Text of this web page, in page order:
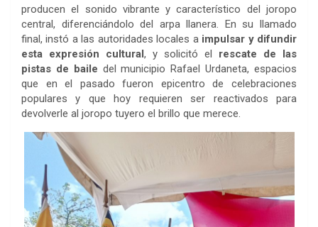
producen el sonido vibrante y característico del joropo
central, diferenciándolo del arpa llanera. En su llamado
final, instó a las autoridades locales a impulsar y difundir
esta expresión cultural, y solicitó el rescate de las
pistas de baile del municipio Rafael Urdaneta, espacios
que en el pasado fueron epicentro de celebraciones
populares y que hoy requieren ser reactivados para
devolverle al joropo tuyero el brillo que merece.